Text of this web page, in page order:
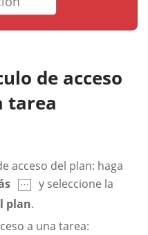
de acceso
tarea
acceso del plan: haga
y seleccione la
plan.
a una tarea: